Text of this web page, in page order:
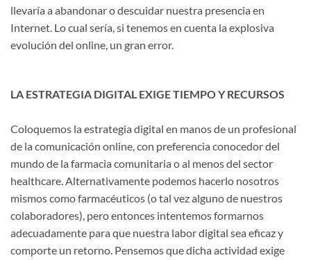
llevaría a abandonar o descuidar nuestra presencia en
Internet. Lo cual sería, si tenemos en cuenta la explosiva
evolución del online, un gran error.
LA ESTRATEGIA DIGITAL EXIGE TIEMPO Y RECURSOS
Coloquemos la estrategia digital en manos de un profesional
de la comunicación online, con preferencia conocedor del
mundo de la farmacia comunitaria o al menos del sector
healthcare. Alternativamente podemos hacerlo nosotros
mismos como farmacéuticos (o tal vez alguno de nuestros
colaboradores), pero entonces intentemos formarnos
adecuadamente para que nuestra labor digital sea eficaz y
comporte un retorno. Pensemos que dicha actividad exige